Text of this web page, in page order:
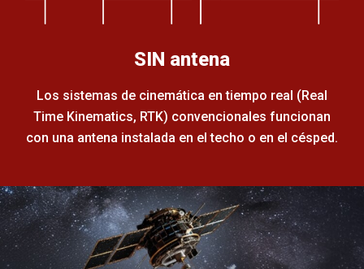
SIN antena
Los sistemas de cinemática en tiempo real (Real
Time Kinematics, RTK) convencionales funcionan
con una antena instalada en el techo o en el césped.